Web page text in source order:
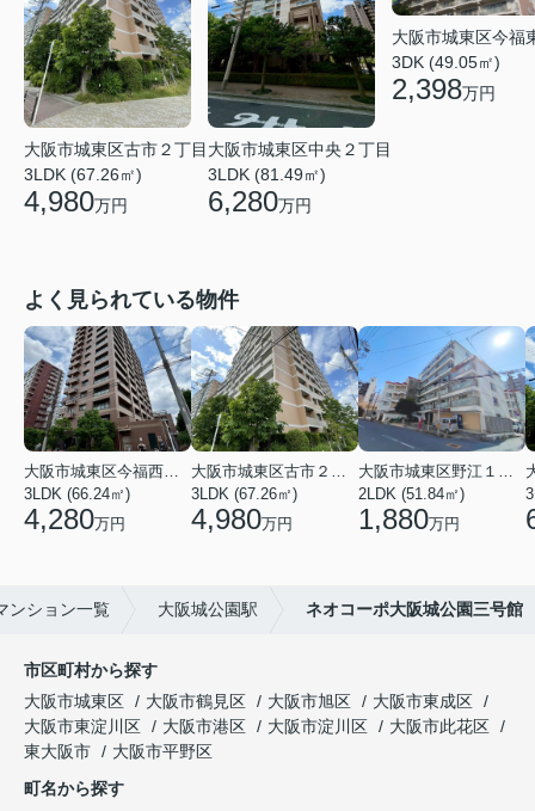
大阪市城東区古市２丁目
3LDK (67.26㎡)
4,980万円
大阪市城東区中央２丁目
3LDK (81.49㎡)
6,280万円
大阪市城東区今福
3DK (49.05㎡)
2,398万円
よく見られている物件
大阪市城東区今福西６丁目
3LDK (66.24㎡)
4,280万円
大阪市城東区古市２丁目
3LDK (67.26㎡)
4,980万円
大阪市城東区野江１丁目
2LDK (51.84㎡)
1,880万円
ンション一覧 大阪城公園駅 ネオコーポ大阪城公園三号館
市区町村から探す
大阪市城東区
大阪市鶴見区 大阪市旭区
大阪市東成区
大阪市東淀川区
大阪市港区 大阪市淀川区
大阪市此花区
東大阪市
大阪市平野区
町名から探す